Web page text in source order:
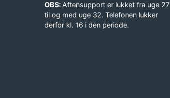
OBS:Aftensupport er lukket fra uge 27
til og med uge 32. Telefonen lukker
derfor kl. 16 i den periode.